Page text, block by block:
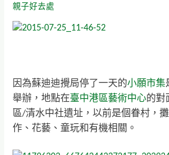
親子好去處
因為蘇迪迪攪局停了一天的小願市集
舉辦，地點在臺中港區藝術中心的對
區/清水中社遺址，以前是個眷村 ，
作、花藝、童玩和有機相關。